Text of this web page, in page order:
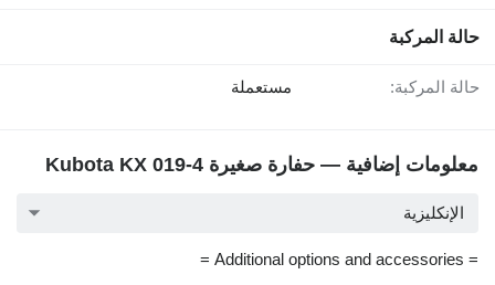
حالة المركبة
حالة المركبة: مستعملة
معلومات إضافية — حفارة صغيرة Kubota KX 019-4
الإنكليزية
= Additional options and accessories =